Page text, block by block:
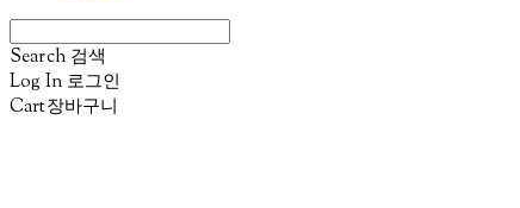
Search 검색
Log In 로그인
Cart장바구니